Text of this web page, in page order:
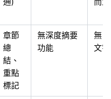
章節
總
結、
重點
標記
無深度摘要
功能
無 (
文